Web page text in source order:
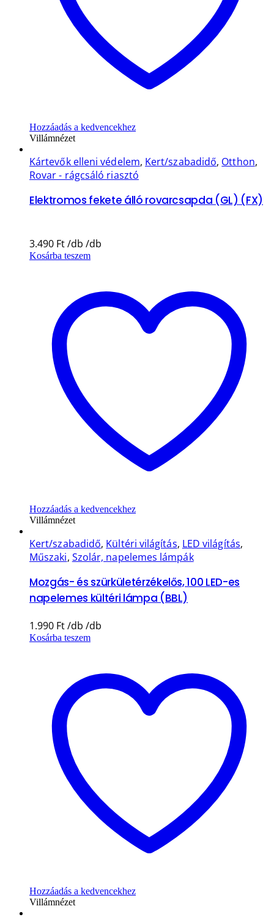
Hozzáadás a kedvencekhez
Villámnézet
Kártevők elleni védelem, Kert/szabadidő, Otthon,
Rovar - rágcsáló riasztó
Elektromos fekete álló rovarcsapda (GL) (FX)
3.490 Ft
Kosárba teszem
Hozzáadás a kedvencekhez
Villámnézet
Kert/szabadidő, Kültéri világítás, LED világítás,
Műszaki, Szolár, napelemes lámpák
Mozgás- és szürkületérzékelős, 100 LED-es
napelemes kültéri lámpa (BBL)
1.990 Ft
Kosárba teszem
Hozzáadás a kedvencekhez
Villámnézet